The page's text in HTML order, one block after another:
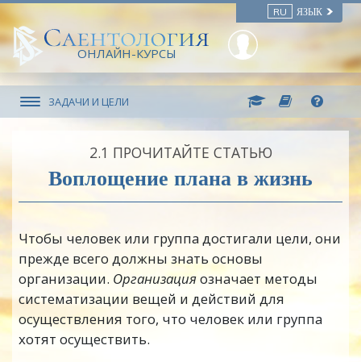
RU ЯЗЫК
ОНЛАЙН-КУРСЫ
ЗАДАЧИ И ЦЕЛИ
2.‎1 ПРОЧИТАЙТЕ СТАТЬЮ
Воплощение плана в жизнь
Чтобы человек или группа достигали цели, они
прежде всего должны знать основы
организации. Организацияозначает методы
систематизации вещей и действий для
осуществления того, что человек или группа
хотят осуществить.